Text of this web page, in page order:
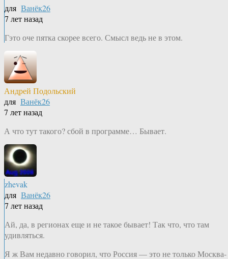
для Ванёк26
7 лет назад
Гэто оче пятка скорее всего. Смысл ведь не в этом.
Андрей Подольский
для Ванёк26
7 лет назад
А что тут такого? сбой в программе… Бывает.
zhevak
для Ванёк26
7 лет назад
Ай, да, в регионах еще и не такое бывает! Так что, что там
удивляться.
Я ж Вам недавно говорил, что Россия — это не только Москва-